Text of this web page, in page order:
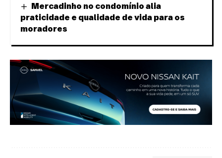
Mercadinho no condomínio alia
praticidade e qualidade de vida para os
moradores